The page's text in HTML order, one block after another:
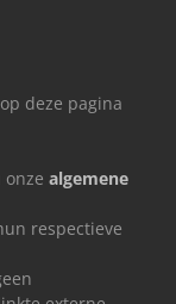
deze pagina
algemene
respectieve